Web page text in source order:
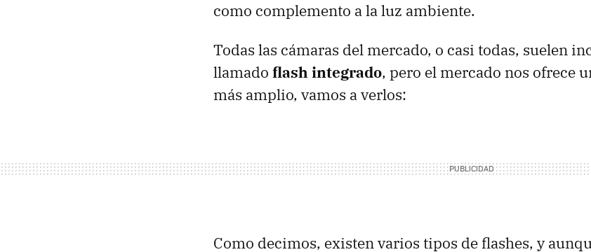
como complemento a la luz ambiente.
Todas las cámaras del mercado, o casi todas, suelen
llamado flash integrado, pero el mercado nos ofrece
más amplio, vamos a verlos:
Como decimos, existen varios tipos de flashes, y